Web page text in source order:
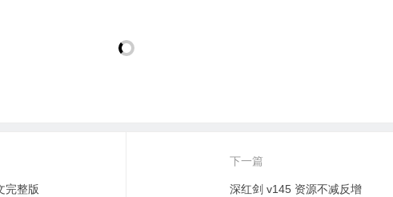
完整版
下一篇
深红剑 v145 资源不减反增